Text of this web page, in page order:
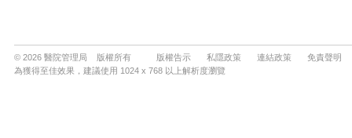
© 2026 醫院管理局 版權所有 版權告示 私隱政策 連結政策
免責聲明
為獲得至佳效果，建議使用 1024 x 768 以上解析度瀏覽